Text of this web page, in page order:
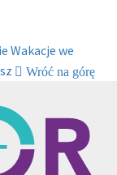
Wakacje we
Wróć na górę